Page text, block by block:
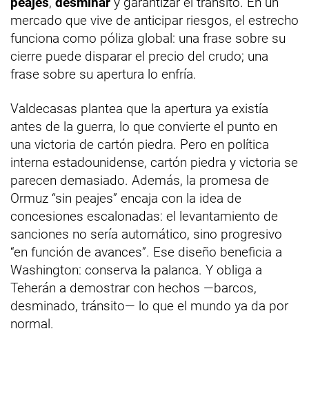
mercado que vive de anticipar riesgos, el estrecho
funciona como póliza global: una frase sobre su
cierre puede disparar el precio del crudo; una
frase sobre su apertura lo enfría.
Valdecasas plantea que la apertura ya existía
antes de la guerra, lo que convierte el punto en
una victoria de cartón piedra. Pero en política
interna estadounidense, cartón piedra y victoria se
parecen demasiado. Además, la promesa de
Ormuz “sin peajes” encaja con la idea de
concesiones escalonadas: el levantamiento de
sanciones no sería automático, sino progresivo
“en función de avances”. Ese diseño beneficia a
Washington: conserva la palanca. Y obliga a
Teherán a demostrar con hechos —barcos,
desminado, tránsito— lo que el mundo ya da por
normal.